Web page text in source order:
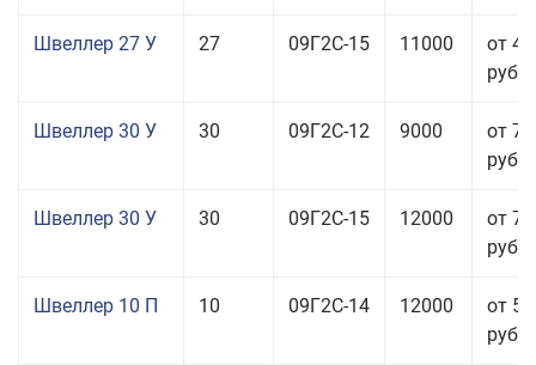
Швеллер 27 У 27 09Г2С-15 11000
от
руб.
Швеллер 30 У 30 09Г2С-12 9000
от
руб.
Швеллер 30 У 30 09Г2С-15 12000
от
руб.
Швеллер 10 П 10 09Г2С-14 12000
от
руб.